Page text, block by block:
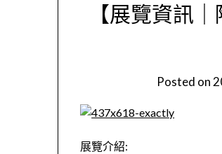
【展覽資訊
Posted on
展覽介紹: